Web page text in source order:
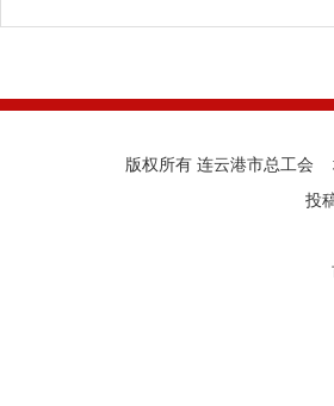
版权所有 连云港市总工会
投